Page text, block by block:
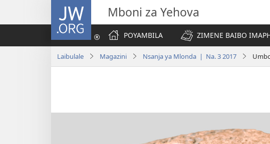
JW.ORG Mboni za Yehova
POYAMBILA
ZIMENE BAIBO
Laibulale Magazini Nsanja ya Mlonda | Na. 3 2017